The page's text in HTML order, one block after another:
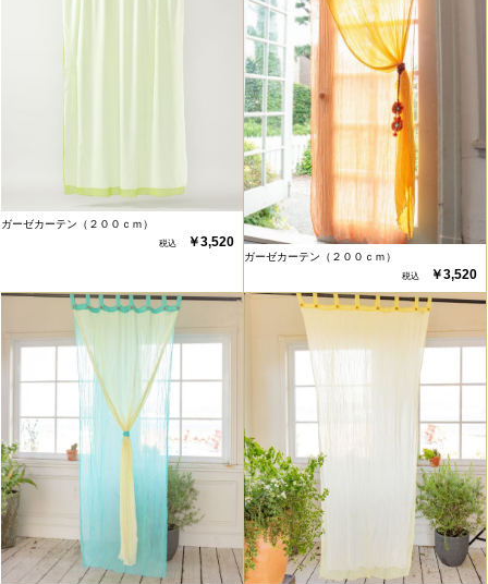
ガーゼカーテン（２００ｃｍ）
￥3,520
ガーゼカーテン（２００ｃｍ）
￥3,520